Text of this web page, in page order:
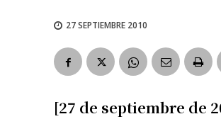
27 SEPTIEMBRE 2010
[27 de septiembre de